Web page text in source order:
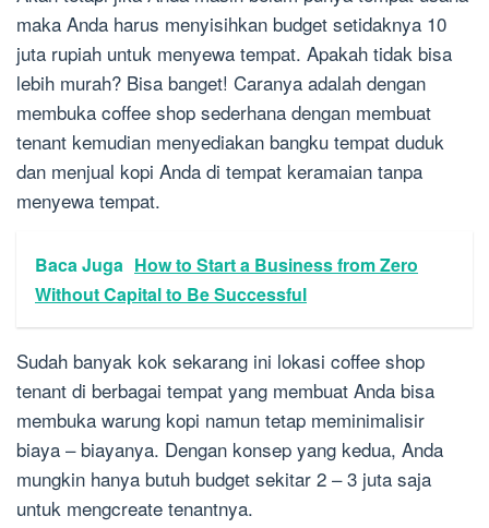
maka Anda harus menyisihkan budget setidaknya 10
juta rupiah untuk menyewa tempat. Apakah tidak bisa
lebih murah? Bisa banget! Caranya adalah dengan
membuka coffee shop sederhana dengan membuat
tenant kemudian menyediakan bangku tempat duduk
dan menjual kopi Anda di tempat keramaian tanpa
menyewa tempat.
Baca Juga How to Start a Business from Zero
Without Capital to Be Successful
Sudah banyak kok sekarang ini lokasi coffee shop
tenant di berbagai tempat yang membuat Anda bisa
membuka warung kopi namun tetap meminimalisir
biaya – biayanya. Dengan konsep yang kedua, Anda
mungkin hanya butuh budget sekitar 2 – 3 juta saja
untuk mengcreate tenantnya.